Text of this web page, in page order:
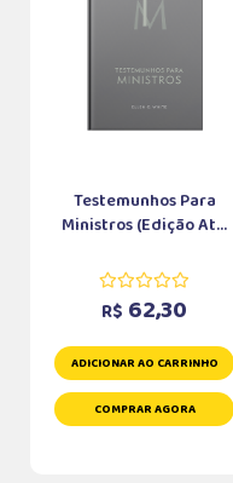
Testemunhos Para
Ministros (Edição At...
R$ 62,30
ADICIONAR AO CARRINHO
COMPRAR AGORA